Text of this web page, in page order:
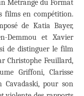
Métrange du Format
films en compétition.
de Katia Bayer,
Demmou et Xavier
de distinguer le film
Christophe Feuillard,
Griffoni, Clarisse
Cavadaski, pour son